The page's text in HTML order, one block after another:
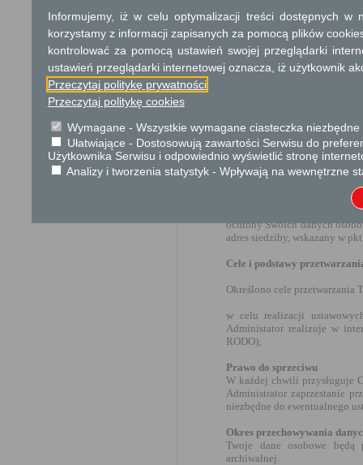
geodezyjnych,
Ochrona danych osobowych
Administrator danych
Starosta Powiatu
osobowych.
Wyznaczono Inspektora
ochrony Swoich danych
adres siedziby, wskazany w
Cele i podstawy
Określono cele przetwarzania
w celu realizacji
Administator realizuje w
RODO);
Prawo do sprzeciwu
W każdej chwili przysługuje
Administrator zaprzestanie
niezbędne do ewentualnego
Okres przechowywania
Twoje dane osobowe będą
archiwalnej.
Informujemy, iż w celu optymalizacji treści dostępnych w
korzystamy z informacji zapisanych za pomocą plików
kontrolować za pomocą ustawień swojej przeglądarki
ustawień przeglądarki internetowej oznacza, iż użytkownik
Przeczytaj politykę prywatności
Przeczytaj politykę cookies
Wymagane - Wszystkie wymagane ciasteczka
Ułatwiające - Dostosowują zawartości Serwisu do
Użytkownika Serwisu i odpowiednio wyświetlić stronę
Analizy i tworzenia statystyk - Wpływają na wewnętrzne